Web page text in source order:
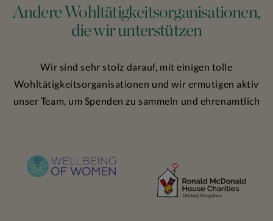
Andere Wohltätigkeitsorganisationen,
die wir unterstützen
Wir sind sehr stolz darauf, mit einigen tolle
Wohltätigkeitsorganisationen und wir ermutigen aktiv
unser Team, um Spenden zu sammeln und ehrenamtlich